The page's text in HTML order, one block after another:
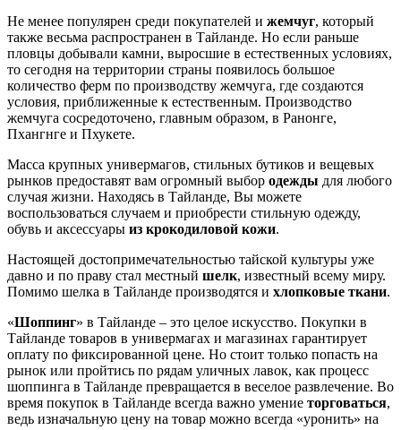
Не менее популярен среди покупателей и жемчуг, который
также весьма распространен в Тайланде. Но если раньше
пловцы добывали камни, выросшие в естественных условиях,
то сегодня на территории страны появилось большое
количество ферм по производству жемчуга, где создаются
условия, приближенные к естественным. Производство
жемчуга сосредоточено, главным образом, в Ранонге,
Пхангнге и Пхукете.
Масса крупных универмагов, стильных бутиков и вещевых
рынков предоставят вам огромный выбор одежды для любого
случая жизни. Находясь в Тайланде, Вы можете
воспользоваться случаем и приобрести стильную одежду,
обувь и аксессуары из крокодиловой кожи.
Настоящей достопримечательностью тайской культуры уже
давно и по праву стал местный шелк, известный всему миру.
Помимо шелка в Тайланде производятся и хлопковые ткани.
«Шоппинг» в Тайланде – это целое искусство. Покупки в
Тайланде товаров в универмагах и магазинах гарантирует
оплату по фиксированной цене. Но стоит только попасть на
рынок или пройтись по рядам уличных лавок, как процесс
шоппинга в Тайланде превращается в веселое развлечение. Во
время покупок в Тайланде всегда важно умение торговаться,
ведь изначальную цену на товар можно всегда «уронить» на